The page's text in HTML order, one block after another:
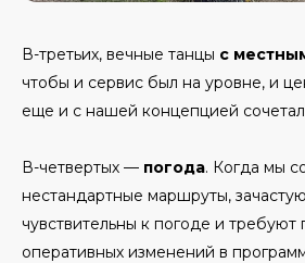
В-третьих, вечные танцы с
чтобы и сервис был на уровне, и
еще и с нашей концепцией
В-четвертых — погода. Когда мы
нестандартные маршруты,
чувствительны к погоде и требуют
оперативных изменений в